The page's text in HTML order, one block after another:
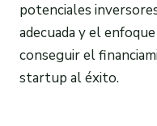
potenciales
adecuada y el
conseguir el
startup al éxito.